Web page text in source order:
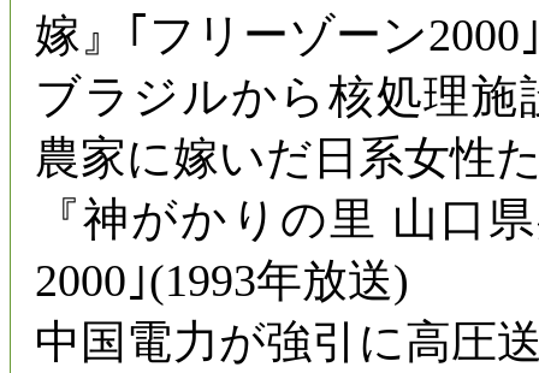
嫁』｢フリーゾーン2000
ブラジルから核処理
農家に嫁いだ日系女性
『神がかりの里 山口
2000｣(1993年放送)
中国電力が強引に高圧